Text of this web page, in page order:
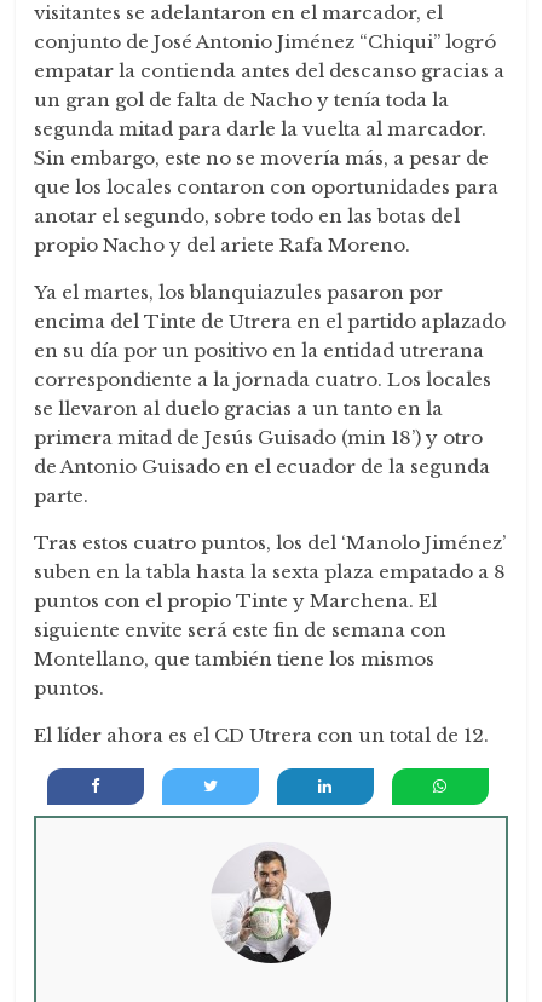
visitantes se adelantaron en el marcador, el
conjunto de José Antonio Jiménez “Chiqui” logró
empatar la contienda antes del descanso gracias a
un gran gol de falta de Nacho y tenía toda la
segunda mitad para darle la vuelta al marcador.
Sin embargo, este no se movería más, a pesar de
que los locales contaron con oportunidades para
anotar el segundo, sobre todo en las botas del
propio Nacho y del ariete Rafa Moreno.
Ya el martes, los blanquiazules pasaron por
encima del Tinte de Utrera en el partido aplazado
en su día por un positivo en la entidad utrerana
correspondiente a la jornada cuatro. Los locales
se llevaron al duelo gracias a un tanto en la
primera mitad de Jesús Guisado (min 18’) y otro
de Antonio Guisado en el ecuador de la segunda
parte.
Tras estos cuatro puntos, los del ‘Manolo Jiménez’
suben en la tabla hasta la sexta plaza empatado a 8
puntos con el propio Tinte y Marchena. El
siguiente envite será este fin de semana con
Montellano, que también tiene los mismos
puntos.
El líder ahora es el CD Utrera con un total de 12.